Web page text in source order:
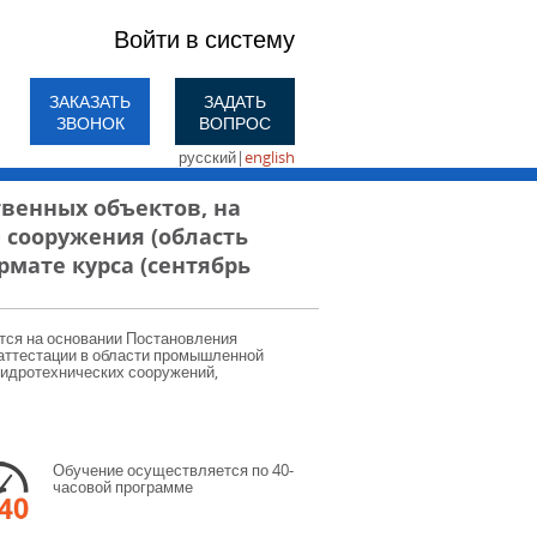
Войти в систему
ЗАКАЗАТЬ
ЗВОНОК
ЗАДАТЬ
ВОПРОС
русский|english
объектов, на
(область
курса (сентябрь
на основании Постановления
в области промышленной
сооружений,
Обучение осуществляется по 40-
часовой программе